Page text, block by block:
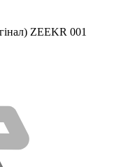
ZEEKR 001